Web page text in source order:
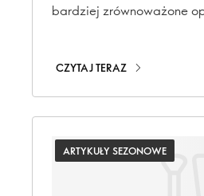
związanych
bardziej zrównoważone
CZYTAJ TERAZ
ARTYKUŁY SEZONOWE